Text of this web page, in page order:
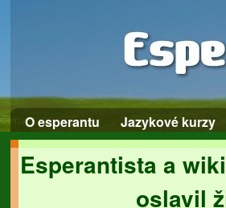
O esperantu
Jazykové kurzy
Esperantista a
oslavil